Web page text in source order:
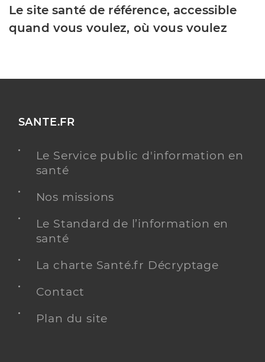
Le site santé de référence, accessible
quand vous voulez, où vous voulez
SANTE.FR
Le Service public d'information en
santé
Nos missions
Le Standard de l’information en
santé
La charte Santé.fr Décryptage
Contact
Plan du site